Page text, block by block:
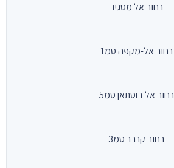
רחוב אל מסגיד
רחוב אל-מקפה סמ1
רחוב אל בוסתאן סמ5
רחוב קנבר סמ3